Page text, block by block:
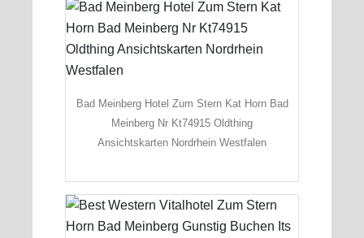
Bad Meinberg Hotel Zum Stern Kat Horn Bad
Meinberg Nr Kt74915 Oldthing
Ansichtskarten Nordrhein Westfalen